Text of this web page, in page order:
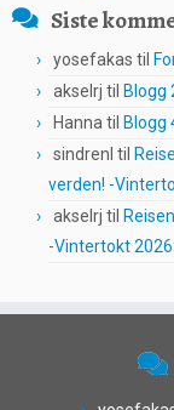
Siste
yosefakas til
akselrj til Blogg
Hanna til Blogg
sindrenl til
verden! -
akselrj til
-Vintertokt